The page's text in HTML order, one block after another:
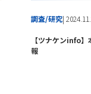
調査/研究|
【ツナケンinfo
報